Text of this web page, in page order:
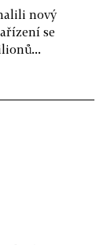
nový
se